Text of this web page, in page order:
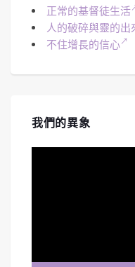
正常的基督徒生活
人的破碎與靈的出
不住增長的信心
我們的異象